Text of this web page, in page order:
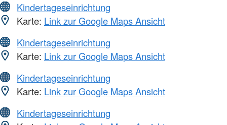
Kindertageseinrichtung
Karte: Link zur Google Maps Ansicht
Kindertageseinrichtung
Karte: Link zur Google Maps Ansicht
Kindertageseinrichtung
Karte: Link zur Google Maps Ansicht
Kindertageseinrichtung